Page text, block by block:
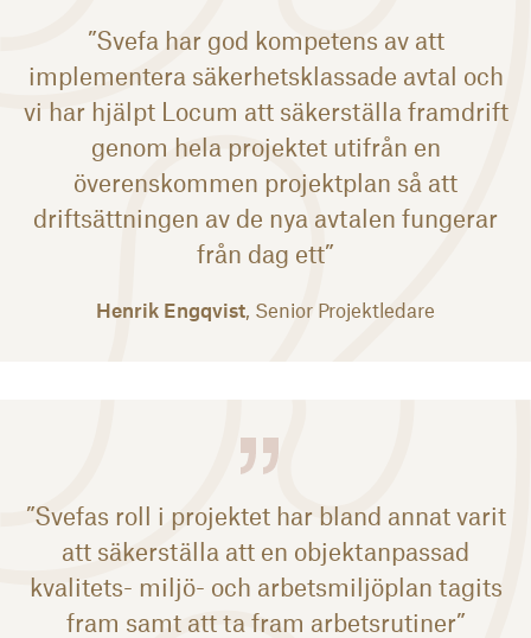
”Svefa har god kompetens av att
implementera säkerhetsklassade avtal och
vi har hjälpt Locum att säkerställa framdrift
genom hela projektet utifrån en
överenskommen projektplan så att
driftsättningen av de nya avtalen fungerar
från dag ett”
Henrik Engqvist , Senior Projektledare
”Svefas roll i projektet har bland annat varit
att säkerställa att en objektanpassad
kvalitets- miljö- och arbetsmiljöplan tagits
fram samt att ta fram arbetsrutiner”